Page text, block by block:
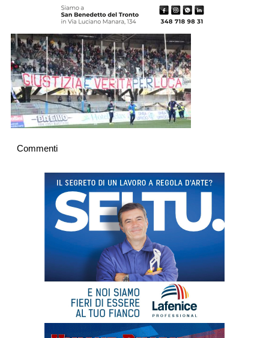
Commenti